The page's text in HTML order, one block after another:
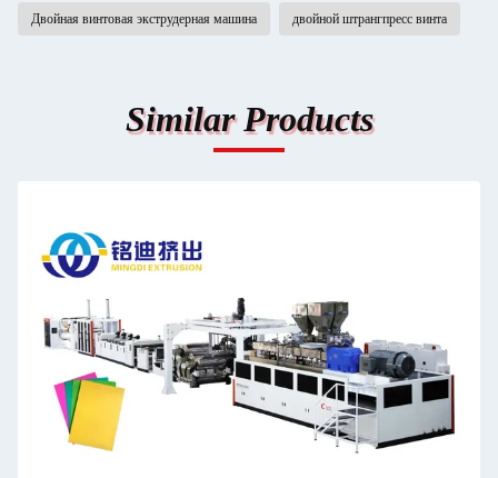
Двойная винтовая экструдерная машина двойной штрангпресс винта
Similar Products